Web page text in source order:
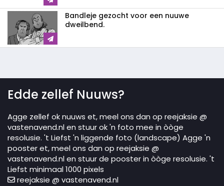
Bandleje gezocht voor een nuuwe
dweilbend.
Edde zellef Nuuws?
Agge zellef ok nuuws et, meel ons dan op reejaksie @
vastenavend.nl en stuur ok 'n foto mee in òòge
resolusie. 't Liefst 'n liggende foto (landscape) Agge 'n
pooster et, meel ons dan op reejaksie @
vastenavend.nl en stuur de pooster in òòge resolusie. 't
Liefst minimaal 1000 pixels
reejaksie @ vastenavend.nl